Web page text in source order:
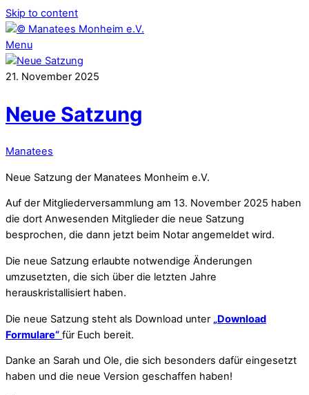
Skip to content
Menu
21. November 2025
Neue Satzung
Manatees
Neue Satzung der Manatees Monheim e.V.
Auf der Mitgliederversammlung am 13. November 2025 haben
die dort Anwesenden Mitglieder die neue Satzung
besprochen, die dann jetzt beim Notar angemeldet wird.
Die neue Satzung erlaubte notwendige Änderungen
umzusetzten, die sich über die letzten Jahre
herauskristallisiert haben.
Die neue Satzung steht als Download unter „Download
Formulare“ für Euch bereit.
Danke an Sarah und Ole, die sich besonders dafür eingesetzt
haben und die neue Version geschaffen haben!